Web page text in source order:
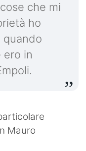
che mi
ho
quando
ero in
Mauro